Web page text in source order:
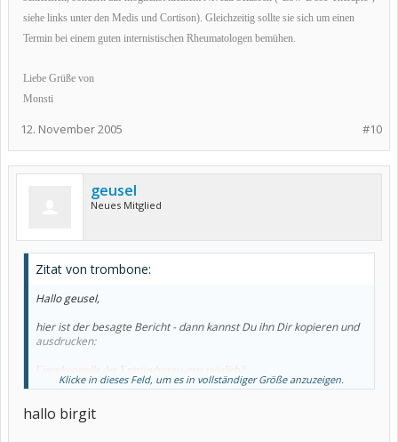
siehe links unter den Medis und Cortison). Gleichzeitig sollte sie sich um einen
Termin bei einem guten internistischen Rheumatologen bemühen.
Liebe Grüße von
Monsti
#10
12. November 2005
geusel
Neues Mitglied
Zitat von trombone:
Hallo geusel,
hier ist der besagte Bericht - dann kannst Du ihn Dir kopieren und
ausdrucken:
Eigenkontrolle der Entzündungswerte möglich?
Anfrage: Ähnlich wie die Diabetiker ihren Blutzucker ständig kontrollieren
Klicke in dieses Feld, um es in vollständiger Größe anzuzeigen.
hallo birgit